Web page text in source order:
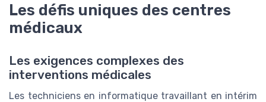
Les défis uniques des centres
médicaux
Les exigences complexes des
interventions médicales
Les techniciens en informatique travaillant en intérim